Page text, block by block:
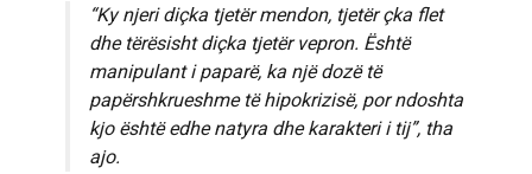
“Ky njeri diçka tjetër mendon, tjetër çka flet
dhe tërësisht diçka tjetër vepron. Është
manipulant i paparë, ka një dozë të
papërshkrueshme të hipokrizisë, por ndoshta
kjo është edhe natyra dhe karakteri i tij”, tha
ajo.